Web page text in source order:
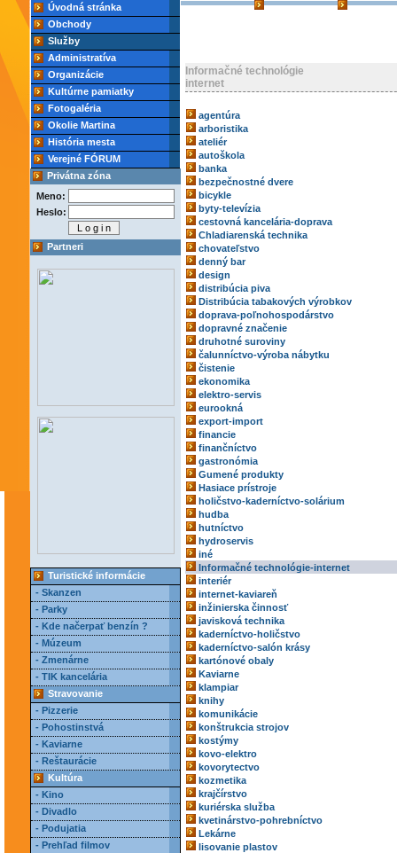
Úvodná stránka
Obchody
Služby
Administratíva
Organizácie
Kultúrne pamiatky
Fotogaléria
Okolie Martina
História mesta
Verejné FÓRUM
Privátna zóna
Meno:
Heslo:
Partneri
Turistické informácie
- Skanzen
- Parky
- Kde načerpať benzín ?
- Múzeum
- Zmenárne
- TIK kancelária
Stravovanie
- Pizzerie
- Pohostinstvá
- Kaviarne
- Reštaurácie
Kultúra
- Kino
- Divadlo
- Podujatia
- Prehľad filmov
Informačné technológie
internet
agentúra
arboristika
ateliér
autoškola
banka
bezpečnostné dvere
bicykle
byty-televízia
cestovná kancelária-doprava
Chladiarenská technika
chovateľstvo
denný bar
design
distribúcia piva
Distribúcia tabakových výrobkov
doprava-poľnohospodárstvo
dopravné značenie
druhotné suroviny
čalunníctvo-výroba nábytku
čistenie
ekonomika
elektro-servis
eurookná
export-import
financie
finančníctvo
gastronómia
Gumené produkty
Hasiace prístroje
holičstvo-kaderníctvo-solárium
hudba
hutníctvo
hydroservis
iné
Informačné technológie-internet
interiér
internet-kaviareň
inžinierska činnosť
javisková technika
kaderníctvo-holičstvo
kaderníctvo-salón krásy
kartónové obaly
Kaviarne
klampiar
knihy
komunikácie
konštrukcia strojov
kostýmy
kovo-elektro
kovorytectvo
kozmetika
krajčírstvo
kuriérska služba
kvetinárstvo-pohrebníctvo
Lekárne
lisovanie plastov